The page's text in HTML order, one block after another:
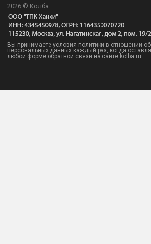
2026 © Колба
Вы принимаете условия политики в отношении
персональных данных каждый раз, когда
любой форме обратной связи на сайте kolba.ru.